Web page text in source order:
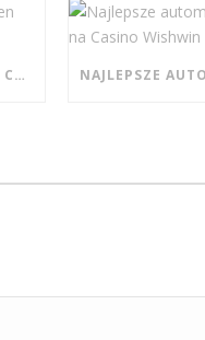
ESPLORANDO IL FENOMENO DEL CHICKEN PIRATE NEI CASINÒ DIGITALI MODERNI